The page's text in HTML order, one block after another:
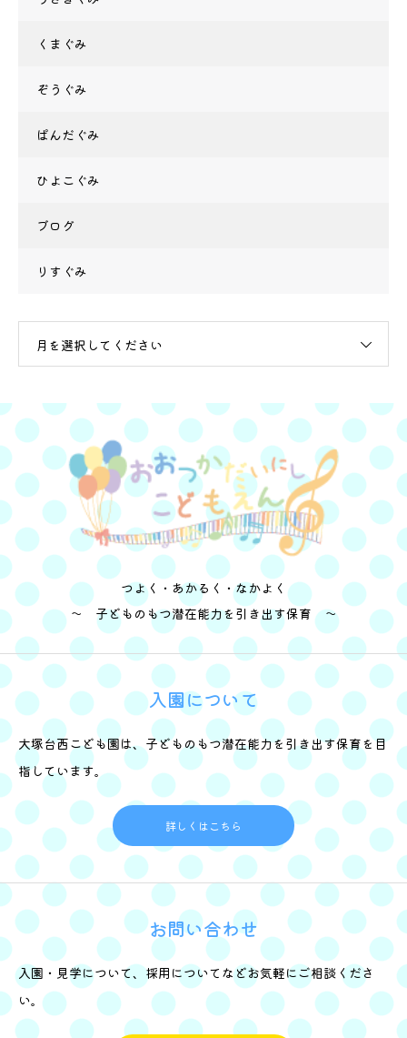
くまぐみ
ぞうぐみ
ぱんだぐみ
ひよこぐみ
ブログ
りすぐみ
月を選択してください
つよく・あかるく・なかよく
～ 子どものもつ潜在能力を引き出す保育 ～
入園について
大塚台西こども園は、子どものもつ潜在能力を引き出す保育を目
指しています。
詳しくはこちら
お問い合わせ
入園・見学について、採用についてなどお気軽にご相談くださ
い。